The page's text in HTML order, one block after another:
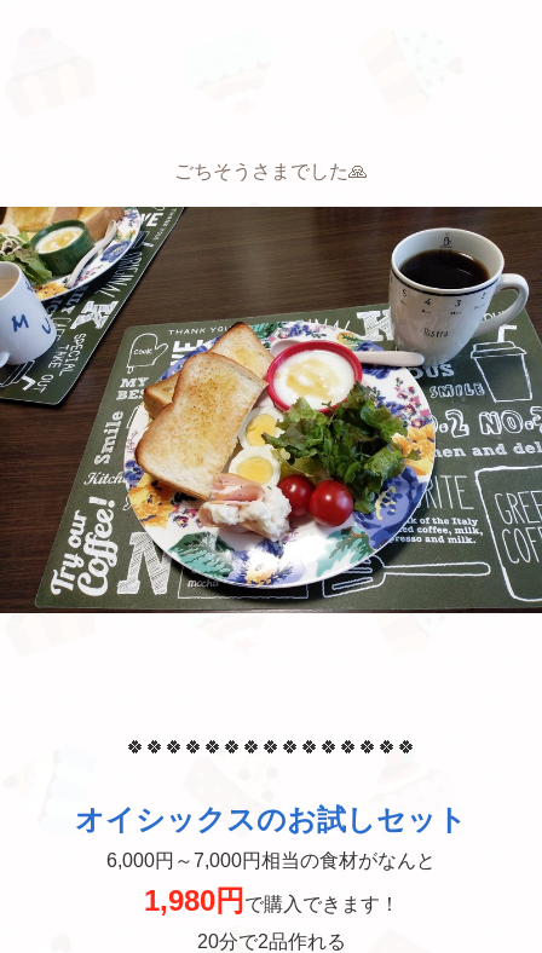
ごちそうさまでした🙏
🍀🍀🍀🍀🍀🍀🍀🍀🍀🍀🍀🍀🍀🍀🍀
オイシックスのお試しセット
6,000円～7,000円相当の食材がなんと
1,980円 で購入できます！
20分で2品作れる